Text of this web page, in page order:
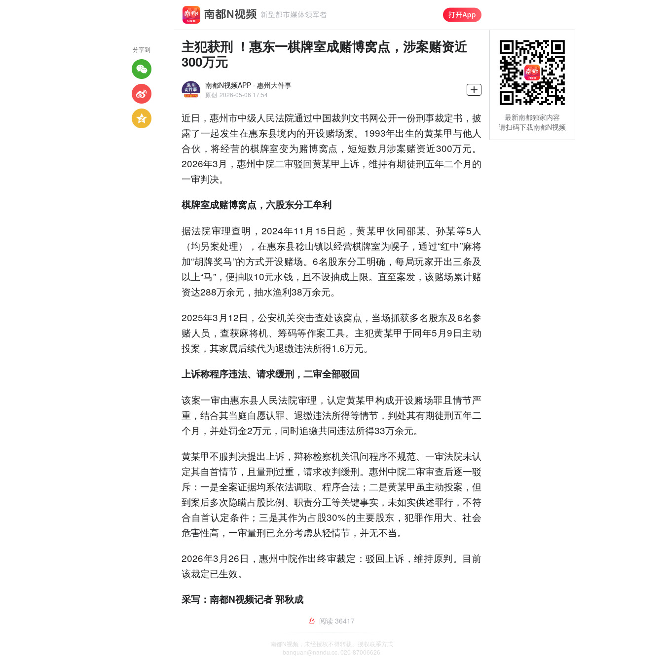
主犯获刑 ！惠东一棋牌室成赌博窝点，涉案赌资近
300万元
南都N视频APP · 惠州大件事
原创 2026-05-06 17:54
近日，惠州市中级人民法院通过中国裁判文书网公开一份刑事裁定书，披
露了一起发生在惠东县境内的开设赌场案。1993年出生的黄某甲与他人
合伙，将经营的棋牌室变为赌博窝点，短短数月涉案赌资近300万元。
2026年3月，惠州中院二审驳回黄某甲上诉，维持有期徒刑五年二个月的
一审判决。
棋牌室成赌博窝点，六股东分工牟利
据法院审理查明，2024年11月15日起，黄某甲伙同邵某、孙某等5人
（均另案处理），在惠东县稔山镇以经营棋牌室为幌子，通过“红中”麻将
加“胡牌奖马”的方式开设赌场。6名股东分工明确，每局玩家开出三条及
以上“马”，便抽取10元水钱，且不设抽成上限。直至案发，该赌场累计赌
资达288万余元，抽水渔利38万余元。
2025年3月12日，公安机关突击查处该窝点，当场抓获多名股东及6名参
赌人员，查获麻将机、筹码等作案工具。主犯黄某甲于同年5月9日主动
投案，其家属后续代为退缴违法所得1.6万元。
上诉称程序违法、请求缓刑，二审全部驳回
该案一审由惠东县人民法院审理，认定黄某甲构成开设赌场罪且情节严
重，结合其当庭自愿认罪、退缴违法所得等情节，判处其有期徒刑五年二
个月，并处罚金2万元，同时追缴共同违法所得33万余元。
黄某甲不服判决提出上诉，辩称检察机关讯问程序不规范、一审法院未认
定其自首情节，且量刑过重，请求改判缓刑。惠州中院二审审查后逐一驳
斥：一是全案证据均系依法调取、程序合法；二是黄某甲虽主动投案，但
到案后多次隐瞒占股比例、职责分工等关键事实，未如实供述罪行，不符
合自首认定条件；三是其作为占股30%的主要股东，犯罪作用大、社会
危害性高，一审量刑已充分考虑从轻情节，并无不当。
2026年3月26日，惠州中院作出终审裁定：驳回上诉，维持原判。目前
该裁定已生效。
采写：南都N视频记者 郭秋成
阅读 36417
南都N视频，未经授权不得转载、授权联系方式
banquan@nandu.cc. 020-87006626
分享到
最新南都独家内容
请扫码下载南都N视频